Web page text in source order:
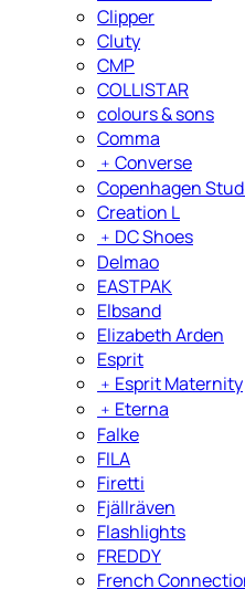
Clipper
Cluty
CMP
COLLISTAR
colours & sons
Comma
﹢ Converse
Copenhagen
Creation L
﹢ DC Shoes
Delmao
EASTPAK
Elbsand
Elizabeth Arden
Esprit
﹢ Esprit Maternity
﹢ Eterna
Falke
FILA
Firetti
Fjällräven
Flashlights
FREDDY
French